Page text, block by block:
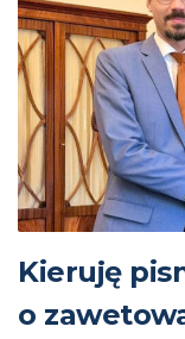
Kieruję
o